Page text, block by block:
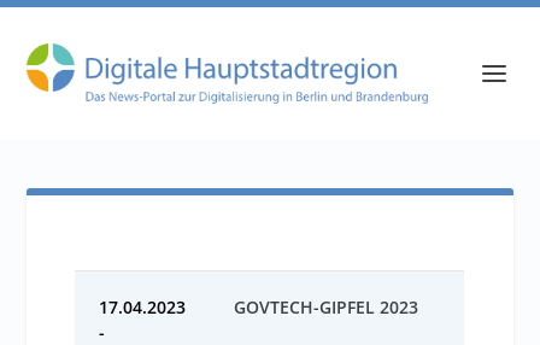
17.04.2023
-
GOVTECH-GIPFEL 2023